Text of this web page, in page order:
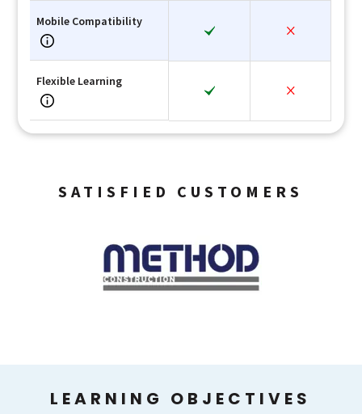
Mobile Compatibility
Flexible Learning
SATISFIED CUSTOMERS
LEARNING OBJECTIVES